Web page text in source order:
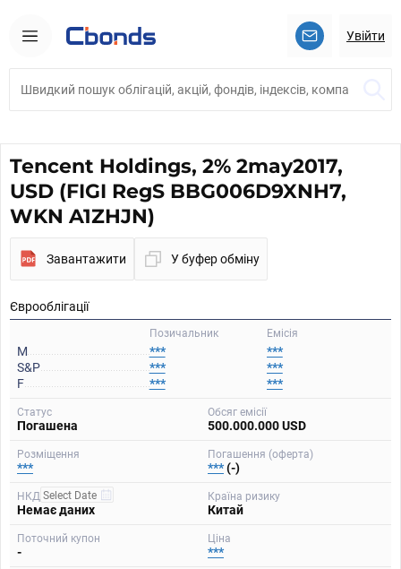
Увійти
Tencent Holdings, 2% 2may2017,
USD (FIGI RegS BBG006D9XNH7,
WKN A1ZHJN)
Завантажити У буфер обміну
Єврооблігації
Емісія
Позичальник
M ***
***
S&P
***
***
F
***
***
Статус
Погашена
Обсяг емісії
500.000.000 USD
Розміщення
***
Погашення (оферта)
***(-)
НКД
Немає даних
Країна ризику
Китай
Поточний купон
-
Ціна
***